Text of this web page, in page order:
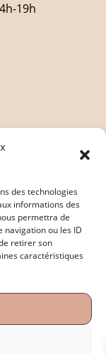
des technologies
informations des
permettra de
ou les ID
retirer son
caractéristiques
19h